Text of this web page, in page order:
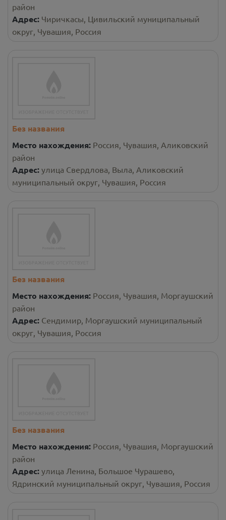
район
Адрес: Чиричкасы, Цивильский муниципальный
округ, Чувашия, Россия
Без названия
Место нахождения: Россия, Чувашия, Аликовский
район
Адрес: улица Свердлова, Выла, Аликовский
муниципальный округ, Чувашия, Россия
Без названия
Место нахождения: Россия, Чувашия, Моргаушский
район
Адрес: Сендимир, Моргаушский муниципальный
округ, Чувашия, Россия
Без названия
Место нахождения: Россия, Чувашия, Моргаушский
район
Адрес: улица Ленина, Большое Чурашево,
Ядринский муниципальный округ, Чувашия, Россия